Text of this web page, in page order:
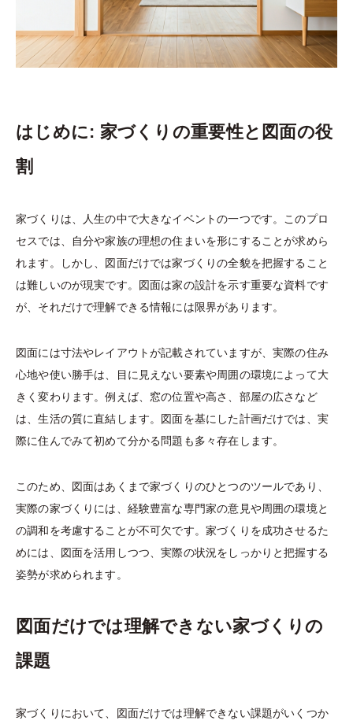
はじめに: 家づくりの重要性と図面の役
割
家づくりは、人生の中で大きなイベントの一つです。このプロ
セスでは、自分や家族の理想の住まいを形にすることが求めら
れます。しかし、図面だけでは家づくりの全貌を把握すること
は難しいのが現実です。図面は家の設計を示す重要な資料です
が、それだけで理解できる情報には限界があります。
図面には寸法やレイアウトが記載されていますが、実際の住み
心地や使い勝手は、目に見えない要素や周囲の環境によって大
きく変わります。例えば、窓の位置や高さ、部屋の広さなど
は、生活の質に直結します。図面を基にした計画だけでは、実
際に住んでみて初めて分かる問題も多々存在します。
このため、図面はあくまで家づくりのひとつのツールであり、
実際の家づくりには、経験豊富な専門家の意見や周囲の環境と
の調和を考慮することが不可欠です。家づくりを成功させるた
めには、図面を活用しつつ、実際の状況をしっかりと把握する
姿勢が求められます。
図面だけでは理解できない家づくりの
課題
家づくりにおいて、図面だけでは理解できない課題がいくつか